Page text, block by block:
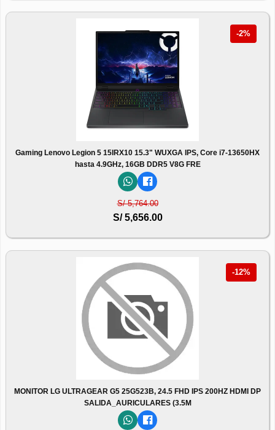
-2%
Gaming Lenovo Legion 5 15IRX10 15.3" WUXGA IPS, Core i7-13650HX
hasta 4.9GHz, 16GB DDR5 V8G FRE
S/ 5,764.00
S/ 5,656.00
-12%
MONITOR LG ULTRAGEAR G5 25G523B, 24.5 FHD IPS 200HZ HDMI DP
SALIDA_AURICULARES (3.5M